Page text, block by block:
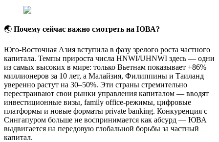
🌏 Почему сейчас важно смотреть на ЮВА?
Юго-Восточная Азия вступила в фазу зрелого роста частного
капитала. Темпы прироста числа HNWI/UHNWI здесь — одни
из самых высоких в мире: только Вьетнам показывает +86%
миллионеров за 10 лет, а Малайзия, Филиппины и Таиланд
уверенно растут на 30–50%. Эти страны стремительно
перестраивают свои рынки управления капиталом — вводят
инвестиционные визы, family office-режимы, цифровые
платформы и новые форматы private banking. Конкуренция с
Сингапуром больше не воспринимается как абсурд — ЮВА
выдвигается на передовую глобальной борьбы за частный
капитал.